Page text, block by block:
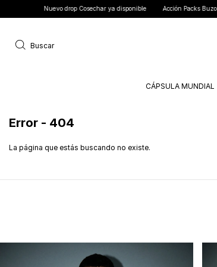
Nuevo drop Cosechar ya disponible Acción Packs Buzos x 1
Buscar
CÁPSULA MUNDIAL
Error - 404
La página que estás buscando no existe.